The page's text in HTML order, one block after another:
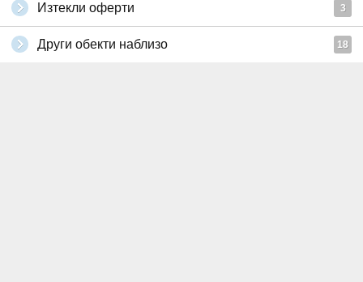
Изтекли оферти 3
Други обекти наблизо 18